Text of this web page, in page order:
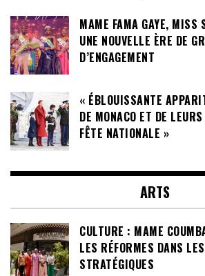
MAME FAMA GAYE, MISS
UNE NOUVELLE ÈRE DE
D’ENGAGEMENT
« ÉBLOUISSANTE
DE MONACO ET DE
FÊTE NATIONALE »
ARTS
CULTURE : MAME
LES RÉFORMES DANS
STRATÉGIQUES